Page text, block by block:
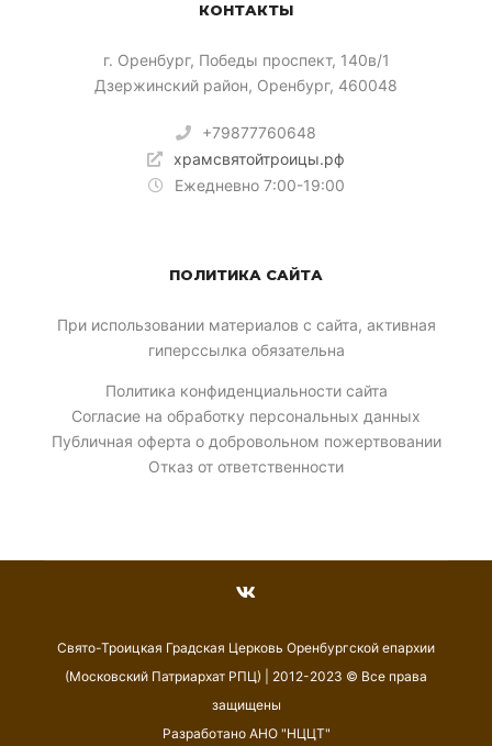
КОНТАКТЫ
​г. Оренбург, Победы проспект, 140в/1
Дзержинский район, Оренбург, 460048
+79877760648
храмсвятойтроицы.рф
Ежедневно 7:00-19:00
ПОЛИТИКА САЙТА
При использовании материалов с сайта, активная
гиперссылка обязательна
Политика конфиденциальности сайта
Согласие на обработку персональных данных
Публичная оферта о добровольном пожертвовании
Отказ от ответственности
Свято-Троицкая Градская Церковь Оренбургской епархии
(Московский Патриархат РПЦ) | 2012-2023 © Все права
защищены
Разработано АНО "НЦЦТ"